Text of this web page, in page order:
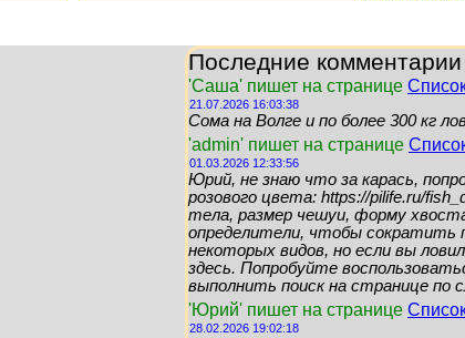
Последние комментарии
'Саша' пишет на странице
21.07.2026 16:03:38
Сома на Волге и по более 300 кг
'admin' пишет на странице
01.03.2026 12:33:56
Юрий, не знаю что за карась,
розового цвета: https://pilife.ru/
тела, размер чешуи, форму
определители, чтобы сократить
некоторых видов, но если вы
здесь. Попробуйте
выполнить поиск на странице по
'Юрий' пишет на странице
28.02.2026 19:02:18